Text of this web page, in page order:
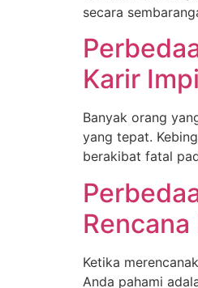
secara
Karir
Banyak orang
yang tepat.
berakibat fatal
Ketika
Anda pahami